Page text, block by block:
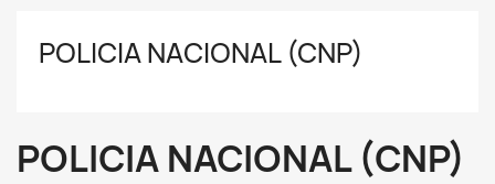
POLICIA NACIONAL (CNP)
POLICIA NACIONAL (CNP)